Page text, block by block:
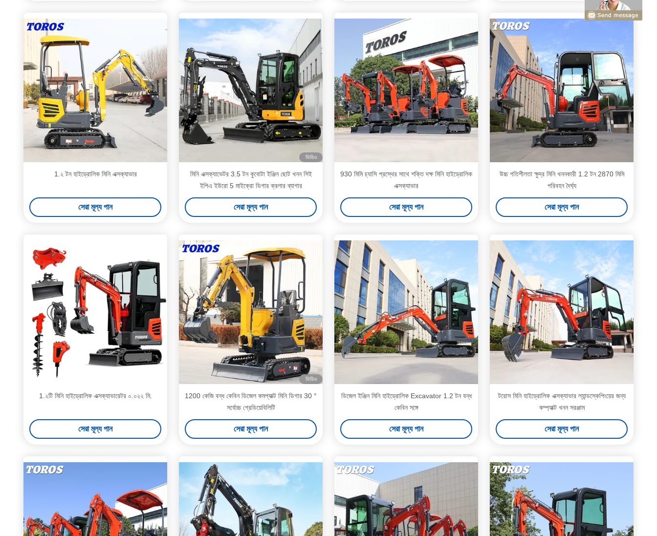
1.২ টন হাইড্রোলিক মিনি এক্সক্যাভার
সেরা মূল্য পান
ভিডিও
মিনি এক্সক্যাভেটর 3.5 টন কুবোটা ইঞ্জিন ছোট খনন সিই
ইপিএ ইউরো 5 মাইক্রো ডিগার ক্রলার ব্যাগার
সেরা মূল্য পান
930 মিমি চ্যাসি প্রস্থের সাথে শক্তি দক্ষ মিনি হাইড্রোলিক
এক্সক্যাভার
সেরা মূল্য পান
উচ্চ গতিশীলতা ক্ষুদ্র মিনি খননকারী 1.2 টন 2870 মিমি
পরিবহন দৈর্ঘ্য
সেরা মূল্য পান
1.২টি মিনি হাইড্রোলিক এক্সক্যাভারেটর ০.০২২ মি.
সেরা মূল্য পান
ভিডিও
1200 কেজি বন্ধ কেবিন ডিজেল কমপ্যাক্ট মিনি ডিগার 30 °
সর্বোচ্চ গ্রেডিয়েবিলিটি
সেরা মূল্য পান
ডিজেল ইঞ্জিন মিনি হাইড্রোলিক Excavator 1.2 টন বন্ধ
কেবিন সঙ্গে
সেরা মূল্য পান
টরোস মিনি হাইড্রোলিক এক্সক্যাভার ল্যান্ডস্কেপিংয়ের জন্য
কম্প্যাক্ট খনন সরঞ্জাম
সেরা মূল্য পান